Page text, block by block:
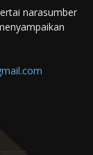
narasumber